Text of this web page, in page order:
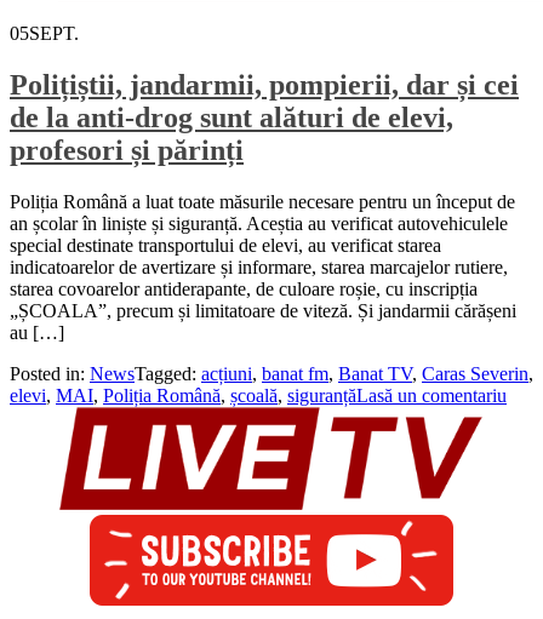
05SEPT.
Polițiștii, jandarmii, pompierii, dar și cei
de la anti-drog sunt alături de elevi,
profesori și părinți
Poliția Română a luat toate măsurile necesare pentru un început de
an școlar în liniște și siguranță. Aceștia au verificat autovehiculele
special destinate transportului de elevi, au verificat starea
indicatoarelor de avertizare și informare, starea marcajelor rutiere,
starea covoarelor antiderapante, de culoare roșie, cu inscripția
„ȘCOALA”, precum și limitatoare de viteză. Și jandarmii cărășeni
au […]
Posted in: NewsTagged: acțiuni, banat fm, Banat TV, Caras Severin,
elevi, MAI, Poliția Română, școală, siguranțăLasă un comentariu